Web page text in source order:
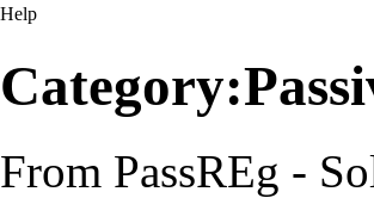
Help
From PassREg -